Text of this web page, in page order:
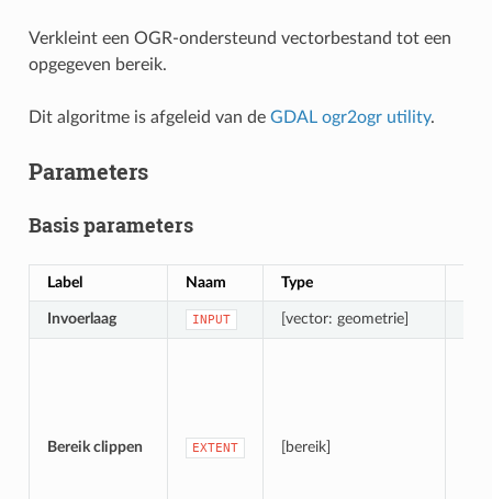
Verkleint een OGR-ondersteund vectorbestand tot een
opgegeven bereik.
Dit algoritme is afgeleid van de GDAL ogr2ogr utility.
Parameters
Basis parameters
Label Naam Type
Invoerlaag INPUT [vector: geometrie]
Bereik clippen EXTENT [bereik]